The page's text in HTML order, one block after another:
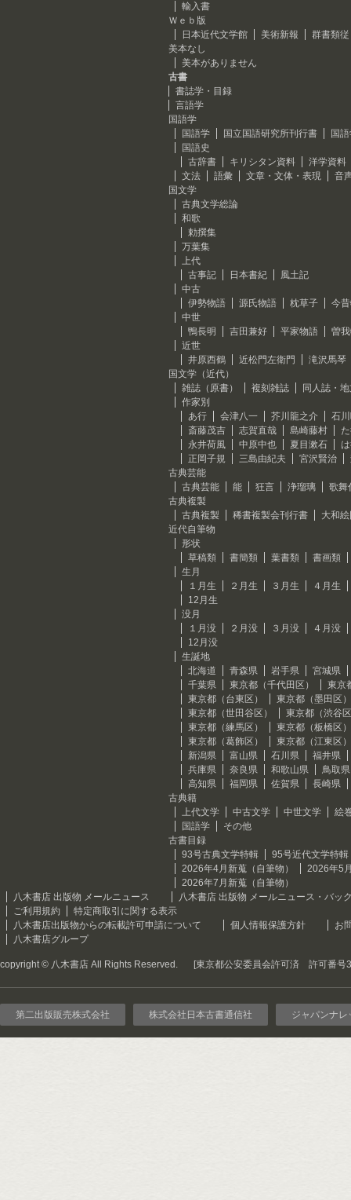
輸入書
Ｗｅｂ版
日本近代文学館
美術新報
群書類
美本なし
美本がありません
古書
書誌学・目録
言語学
国語学
国語学
国立国語研究所刊行書
国
国語史
古辞書
キリシタン資料
洋学資料
文法
語彙 文章・文体・表現
音
国文学
古典文学総論
和歌
勅撰集
万葉集
上代
古事記
日本書紀
風土記
中古
伊勢物語
源氏物語 枕草子
今
中世
鴨長明
吉田兼好 平家物語
曽
近世
井原西鶴
近松門左衛門
滝沢馬琴
国文学（近代）
雑誌（原書）
複刻雑誌
同人誌・
作家別
あ行
会津八一 芥川龍之介
石
斎藤茂吉
志賀直哉 島崎藤村
永井荷風
中原中也 夏目漱石
正岡子規
三島由紀夫 宮沢賢治
古典芸能
古典芸能
能 狂言 浄瑠璃
歌舞
古典複製
古典複製
稀書複製会刊行書
大和
近代自筆物
形状
草稿類
書簡類 葉書類
書画類
生月
１月生
２月生 ３月生
４月生
12月生
没月
１月没
２月没 ３月没
４月没
12月没
生誕地
北海道
青森県 岩手県
宮城県
千葉県
東京都（千代田区）
東京
東京都（台東区）
東京都（墨田区）
東京都（世田谷区）
東京都（渋谷
東京都（練馬区）
東京都（板橋区）
東京都（葛飾区）
東京都（江東区）
新潟県
富山県 石川県
福井県
兵庫県
奈良県 和歌山県
鳥取県
高知県
福岡県 佐賀県
長崎県
古典籍
上代文学
中古文学 中世文学
絵
国語学
その他
古書目録
93号古典文学特輯
95号近代文学特輯
2026年4月新蒐（自筆物）
2026年5
2026年7月新蒐（自筆物）
八木書店 出版物 メールニュース
八木書店 出版物 メールニュース・バッ
ご利用規約
特定商取引に関する表示
八木書店出版物からの転載許可申請について
個人情報保護方針
お
八木書店グループ
copyright © 八木書店 All Rights Reserved. [東京都公安委員会許可済 許可番号
第二出版販売株式会社 株式会社日本古書通信社 ジャパンナレ